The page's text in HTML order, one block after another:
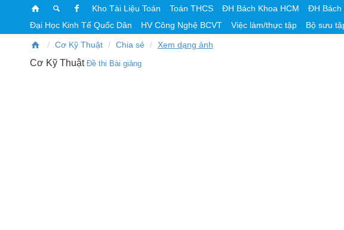
Kho Tài Liệu Toán Toán THCS ĐH Bách Khoa HCM ĐH Bách
Đại Học Kinh Tế Quốc Dân
HV Công Nghệ BCVT Việc làm/thực tập Bộ sưu
Cơ Kỹ Thuật Chia sẻ Xem dạng ảnh
Cơ Kỹ Thuật Đề thi Bài giảng